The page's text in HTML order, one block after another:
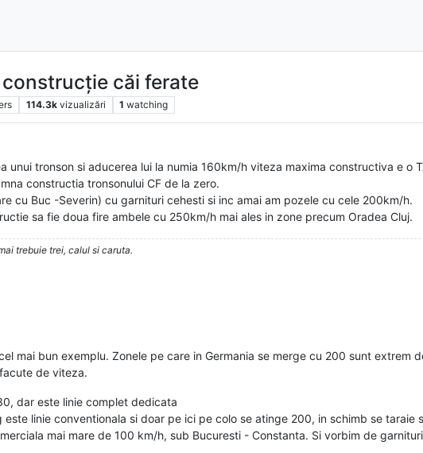
căi ferate
114.3k vizualizări 1 watching
unui tronson si aducerea lui la numia 160km/h viteza maxima constructiva e o
constructia tronsonului CF de la zero.
cu Buc -Severin) cu garnituri cehesti si inc amai am pozele cu cele 200km/h.
sa fie doua fire ambele cu 250km/h mai ales in zone precum Oradea Cluj.
trebuie trei, calul si caruta.
mai bun exemplu. Zonele pe care in Germania se merge cu 200 sunt extrem
de viteza.
dar este linie complet dedicata
linie conventionala si doar pe ici pe colo se atinge 200, in schimb se taraie
mai mare de 100 km/h, sub Bucuresti - Constanta. Si vorbim de